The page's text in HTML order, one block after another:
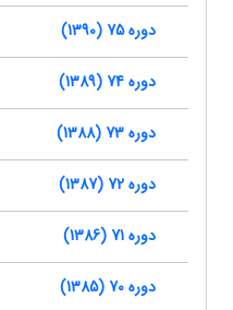
دوره 75 (1390)
دوره 74 (1389)
دوره 73 (1388)
دوره 72 (1387)
دوره 71 (1386)
دوره 70 (1385)